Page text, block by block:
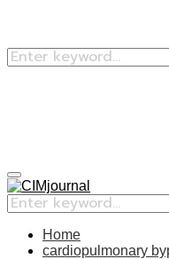
Search
Primary
Menu
Search
for:
Home
cardiopulmonary